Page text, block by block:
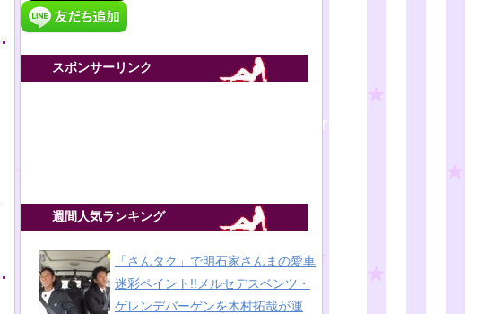
スポンサーリンク
週間人気ランキング
「さんタク」で明石家さんまの愛車
迷彩ペイント!!メルセデスベンツ・
ゲレンデバーゲンを木村拓哉が運